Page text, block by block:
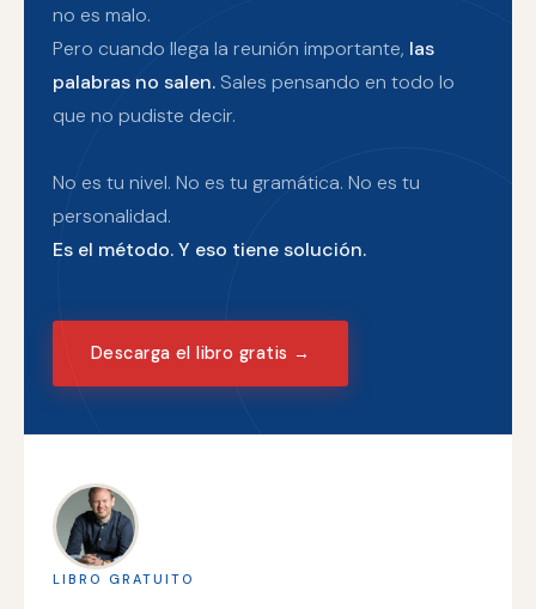
no es malo.
Pero cuando llega la reunión importante, las
palabras no salen. Sales pensando en todo lo
que no pudiste decir.
No es tu nivel. No es tu gramática. No es tu
personalidad.
Es el método. Y eso tiene solución.
Descarga el libro gratis →
LIBRO GRATUITO